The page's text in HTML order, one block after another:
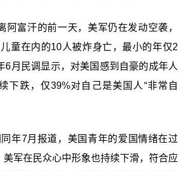
阿富汗的前一天，美军仍在发动空袭，
童在内的10人被炸身亡，最小的年仅2
6月民调显示，对美国感到自豪的成年人
下跌，仅39%对自己是美国人“非常自
年7月报道，美国青年的爱国情绪在过
军在民众心中形象也持续下滑，符合应